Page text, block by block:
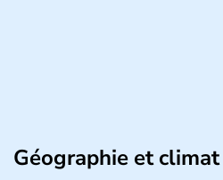
Géographie et climat